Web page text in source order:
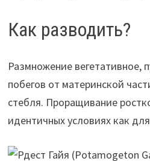
Как разводить?
Размножение вегетативное,
побегов от материнской
стебля. Проращивание
идентичных условиях как